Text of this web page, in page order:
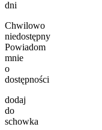
dni
Chwilowo
niedostępny
Powiadom
mnie
o
dostępności
dodaj
do
schowka